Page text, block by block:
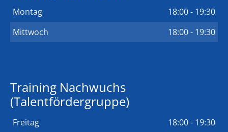
Montag
18:00 - 19:30
Mittwoch
18:00 - 19:30
Training Nachwuchs
(Talentfördergruppe)
Freitag 18:00 - 19:30